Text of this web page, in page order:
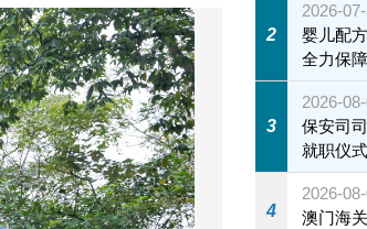
2
2026-
婴儿配
全力保
3
2026-
保安司
就职仪式
4
2026-
澳门海